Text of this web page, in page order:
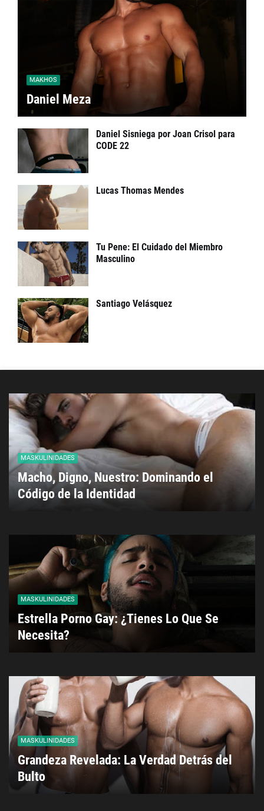
MAKHOS
Daniel Meza
Daniel Sisniega por Joan Crisol para
CODE 22
Lucas Thomas Mendes
Tu Pene: El Cuidado del Miembro
Masculino
Santiago Velásquez
MASKULINIDADES
Macho, Digno, Nuestro: Dominando el
Código de la Identidad
MASKULINIDADES
Estrella Porno Gay: ¿Tienes Lo Que Se
Necesita?
MASKULINIDADES
Grandeza Revelada: La Verdad Detrás del
Bulto